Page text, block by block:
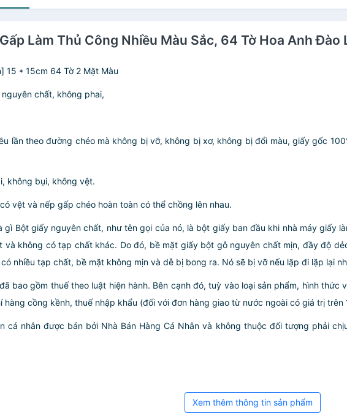
Làm Thủ Công Nhiều Màu Sắc, 64 Tờ Hoa Anh
15 * 15cm 64 Tờ 2 Mặt Màu
chất, không phai,
lần theo đường chéo mà không bị vỡ, không bị xơ, không bị đổi màu, giấy gốc
không bụi, không vệt.
vệt và nếp gấp chéo hoàn toàn có thể chồng lên nhau.
Bột giấy nguyên chất, như tên gọi của nó, là bột giấy ban đầu khi nhà máy giấy
và không có tạp chất khác. Do đó, bề mặt giấy bột gỗ nguyên chất mịn, đầy độ
nhiều tạp chất, bề mặt không mịn và dễ bị bong ra. Nó sẽ bị vỡ nếu lặp đi lặp lại
bao gồm thuế theo luật hiện hành. Bên cạnh đó, tuỳ vào loại sản phẩm, hình
hàng cồng kềnh, thuế nhập khẩu (đối với đơn hàng giao từ nước ngoài có giá trị trên
cá nhân được bán bởi Nhà Bán Hàng Cá Nhân và không thuộc đối tượng phải
Xem thêm thông tin sản phẩm